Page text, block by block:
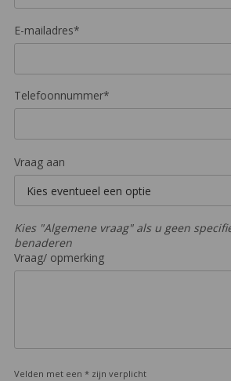
E-mailadres*
Telefoonnummer*
Vraag aan
Kies "Algemene vraag" als u geen
benaderen
Vraag/ opmerking
Velden met een * zijn verplicht